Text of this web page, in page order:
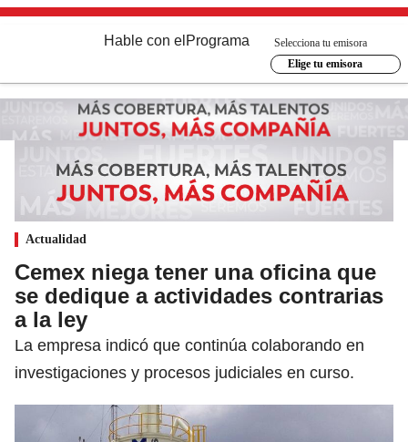
Hable con el Programa
Selecciona tu emisora
Elige tu emisora
Actualidad
Cemex niega tener una oficina que
se dedique a actividades contrarias
a la ley
La empresa indicó que continúa colaborando en
investigaciones y procesos judiciales en curso.